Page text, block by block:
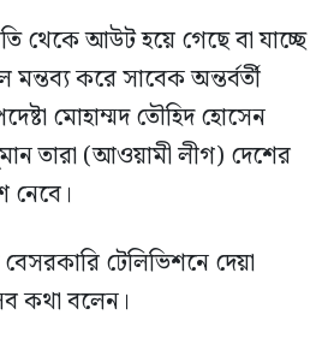
থেকে আউট হয়ে গেছে বা যাচ্ছে
করে সাবেক অন্তর্বর্তী
মোহাম্মদ তৌহিদ হোসেন
তারা (আওয়ামী লীগ) দেশের
নেবে।
টেলিভিশনে দেয়া
কথা বলেন।